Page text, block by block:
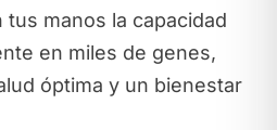
manos la capacidad
en miles de genes,
óptima y un bienestar